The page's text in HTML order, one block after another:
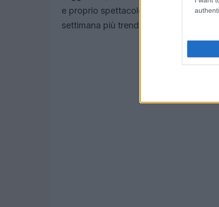
e proprio spettacolo. Questo è solo
settimana più trendy dell’anno! Sei